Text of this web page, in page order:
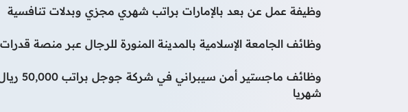
وظيفة عمل عن بعد بالإمارات براتب شهري مجزي وبدلات تنافسية
وظائف الجامعة الإسلامية بالمدينة المنورة للرجال عبر منصة قدرات
وظائف ماجستير
شهريا